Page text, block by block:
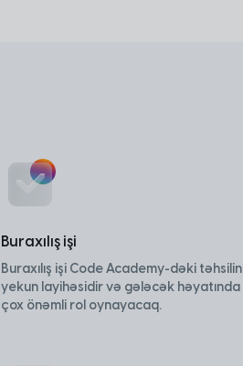
Buraxılış işi
Buraxılış işi Code Academy-dəki təhsilin
yekun layihəsidir və gələcək həyatında
çox önəmli rol oynayacaq.